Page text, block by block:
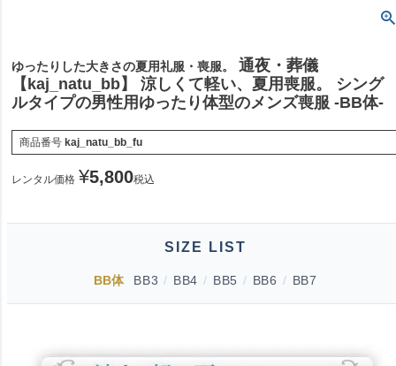
ゆったりした大きさの夏用礼服・喪服。
通夜・葬儀
【kaj_natu_bb】 涼しくて軽い、夏用喪服。 シング
ルタイプの男性用ゆったり体型のメンズ喪服 -BB体-
商品番号 kaj_natu_bb_fu
レンタル価格 ¥5,800税込
SIZE LIST
BB体 BB3 / BB4 / BB5 / BB6 / BB7